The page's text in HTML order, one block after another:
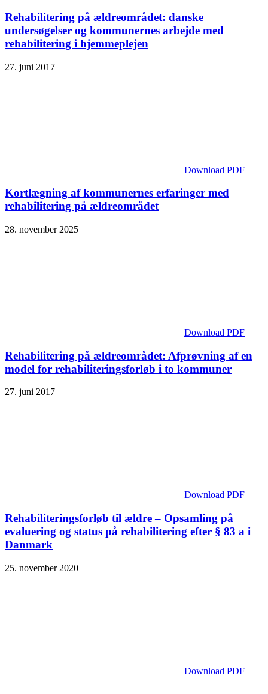
Rehabilitering på ældreområdet: danske
undersøgelser og kommunernes arbejde med
rehabilitering i hjemmeplejen
27. juni 2017
Download PDF
Kortlægning af kommunernes erfaringer med
rehabilitering på ældreområdet
28. november 2025
Download PDF
Rehabilitering på ældreområdet: Afprøvning af en
model for rehabiliterings­forløb i to kommuner
27. juni 2017
Download PDF
Rehabiliterings­forløb til ældre – Opsamling på
evaluering og status på rehabilitering efter § 83 a i
Danmark
25. november 2020
Download PDF